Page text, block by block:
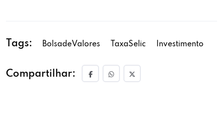
Tags: BolsadeValores TaxaSelic Investimento
Compartilhar: